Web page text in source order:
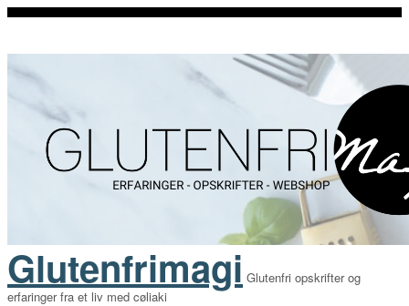
Glutenfrimagi Glutenfri opskrifter og
erfaringer fra et liv med cøliaki